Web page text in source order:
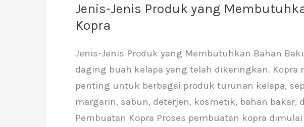
Jenis-Jenis Produk yang
Kopra
Jenis-Jenis Produk yang Membutuhkan Bahan
daging buah kelapa yang telah dikeringkan. Kopra
penting untuk berbagai produk turunan kelapa,
margarin, sabun, deterjen, kosmetik, bahan bakar,
Pembuatan Kopra Proses pembuatan kopra
Jenis-
Jenis
yang
Membutuhkan
Bahan
Baku
Kopra